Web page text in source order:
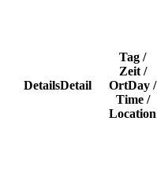
DetailsDetail
Tag /
Zeit /
OrtDay /
Time /
Location